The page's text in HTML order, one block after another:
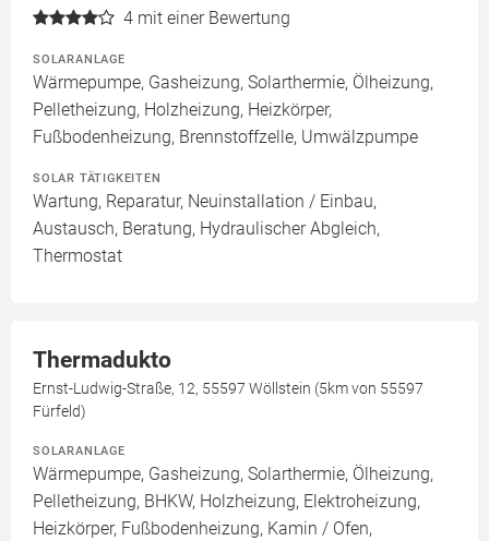
4 mit einer Bewertung
SOLARANLAGE
Wärmepumpe, Gasheizung, Solarthermie, Ölheizung,
Pelletheizung, Holzheizung, Heizkörper,
Fußbodenheizung, Brennstoffzelle, Umwälzpumpe
SOLAR TÄTIGKEITEN
Wartung, Reparatur, Neuinstallation / Einbau,
Austausch, Beratung, Hydraulischer Abgleich,
Thermostat
Thermadukto
Ernst-Ludwig-Straße, 12, 55597 Wöllstein (5km von 55597
Fürfeld)
SOLARANLAGE
Wärmepumpe, Gasheizung, Solarthermie, Ölheizung,
Pelletheizung, BHKW, Holzheizung, Elektroheizung,
Heizkörper, Fußbodenheizung, Kamin / Ofen,